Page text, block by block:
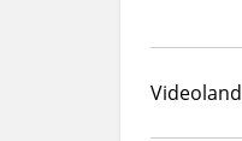
Videoland